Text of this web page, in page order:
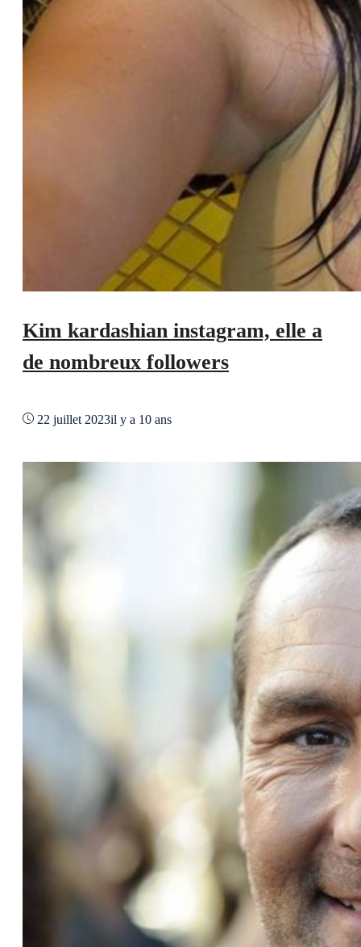
Kim kardashian instagram, elle a
de nombreux followers
22 juillet 2023il y a 10 ans